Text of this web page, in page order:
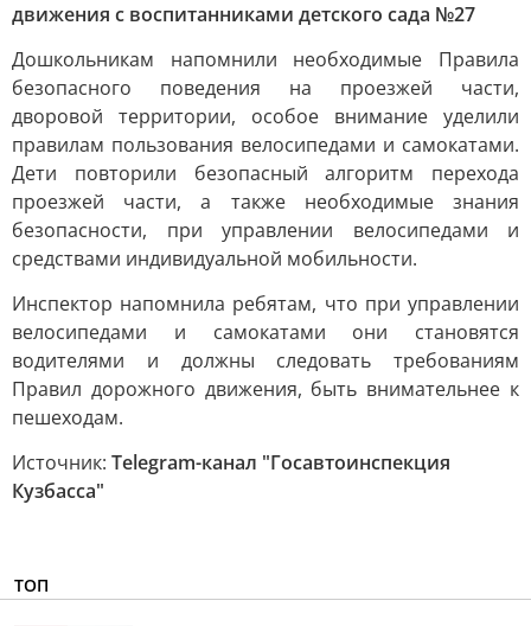
движения с воспитанниками детского сада №27
Дошкольникам напомнили необходимые Правила
безопасного поведения на проезжей части,
дворовой территории, особое внимание уделили
правилам пользования велосипедами и самокатами.
Дети повторили безопасный алгоритм перехода
проезжей части, а также необходимые знания
безопасности, при управлении велосипедами и
средствами индивидуальной мобильности.
Инспектор напомнила ребятам, что при управлении
велосипедами и самокатами они становятся
водителями и должны следовать требованиям
Правил дорожного движения, быть внимательнее к
пешеходам.
Источник: Telegram-канал "Госавтоинспекция
Кузбасса"
ТОП